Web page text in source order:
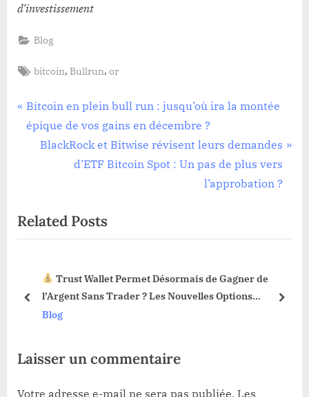
d’investissement
Blog
Tags:
bitcoin,Bullrun,or
Navigation
de
l’article
P
r
u
s
s
Bitcoin en plein bull run : jusqu’où ira la montée
épique de vos gains en décembre ?
N
P
o
t
:
BlackRock et Bitwise révisent leurs demandes
d’ETF Bitcoin Spot : Un pas de plus vers
l’approbation ?
Related Posts
Trust Wallet Permet Désormais de Gagner de
l’Argent Sans Trader ? Les Nouvelles Options
Dévoilées !
Blog
prev next
Laisser un commentaire
Votre adresse e-mail ne sera pas publiée. Les